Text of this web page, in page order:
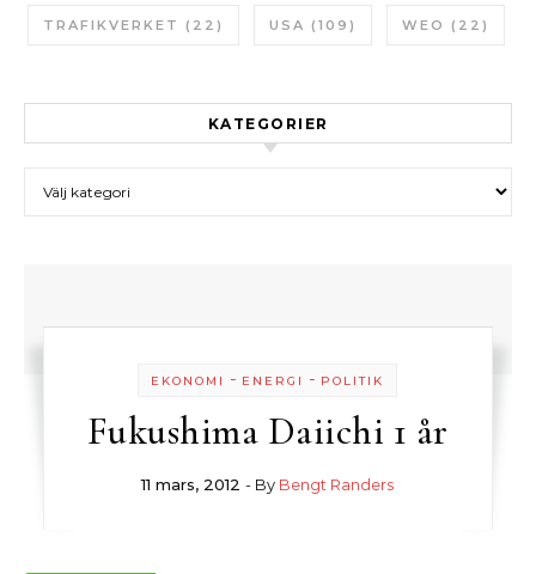
TRAFIKVERKET (22) USA (109) WEO (22)
KATEGORIER
EKONOMI - ENERGI - POLITIK
Fukushima Daiichi 1 år
11 mars, 2012 - By Bengt Randers